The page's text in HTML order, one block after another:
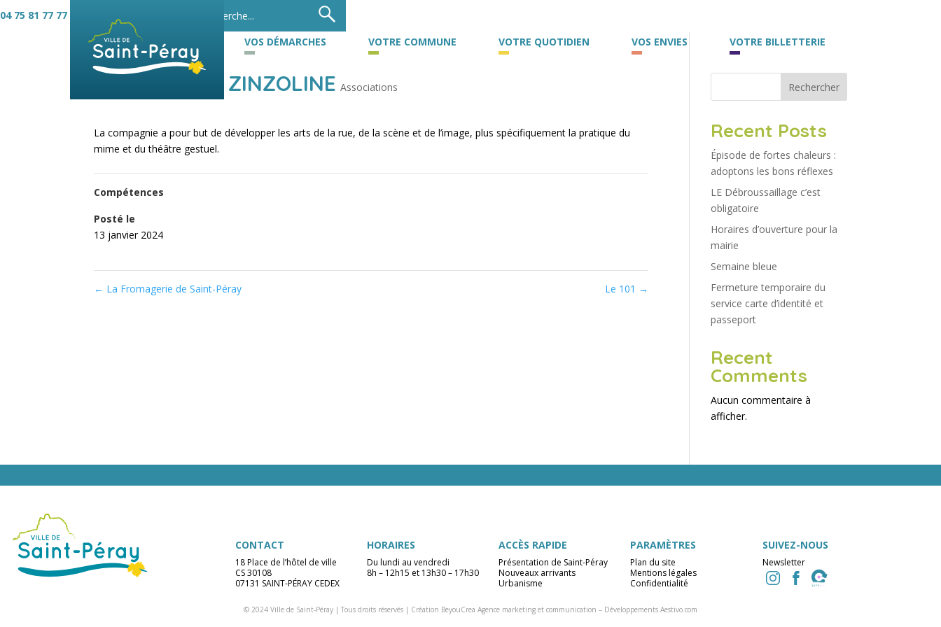
04 75 81 77 77
VOS DÉMARCHES VOTRE COMMUNE VOTRE QUOTIDIEN VOS ENVIES VOTRE BILLETTERIE
COMPAGNIE ZINZOLINE Associations
La compagnie a pour but de développer les arts de la rue, de la scène et de l’image, plus spécifiquement la pratique du
mime et du théâtre gestuel.
Compétences
Posté le
13 janvier 2024
← La Fromagerie de Saint-Péray Le 101 →
Rechercher
Recent Posts
Épisode de fortes chaleurs :
adoptons les bons réflexes
LE Débroussaillage c’est
obligatoire
Horaires d’ouverture pour la
mairie
Semaine bleue
Fermeture temporaire du
service carte d’identité et
passeport
Recent
Comments
Aucun commentaire à
afficher.
CONTACT
18 Place de l’hôtel de ville
CS 30108
07131 SAINT-PÉRAY CEDEX
HORAIRES
Du lundi au vendredi
8h – 12h15 et 13h30 – 17h30
ACCÈS RAPIDE
Présentation de Saint-Péray
Nouveaux arrivants
Urbanisme
PARAMÈTRES
Plan du site
Mentions légales
Confidentialité
SUIVEZ-NOUS
Newsletter
© 2024 Ville de Saint-Péray | Tous droits réservés | Création BeyouCrea Agence marketing et communication – Développements Aestivo.com